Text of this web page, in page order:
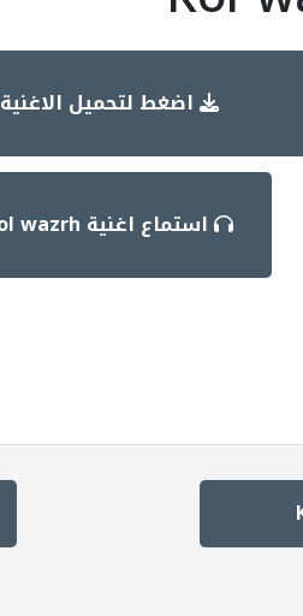
اضغط لتحميل الاغنية
استماع اغنية Kol wazrh